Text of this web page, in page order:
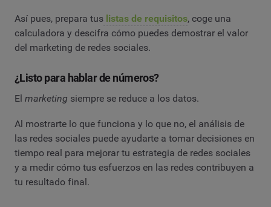
Así pues, prepara tus listas de requisitos, coge una
calculadora y descifra cómo puedes demostrar el valor
del marketing de redes sociales.
¿Listo para hablar de números?
El marketing siempre se reduce a los datos.
Al mostrarte lo que funciona y lo que no, el análisis de
las redes sociales puede ayudarte a tomar decisiones en
tiempo real para mejorar tu estrategia de redes sociales
y a medir cómo tus esfuerzos en las redes contribuyen a
tu resultado final.